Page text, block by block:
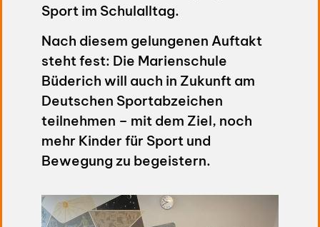
Sport im Schulalltag.
Nach diesem gelungenen Auftakt
steht fest: Die Marienschule
Büderich will auch in Zukunft am
Deutschen Sportabzeichen
teilnehmen – mit dem Ziel, noch
mehr Kinder für Sport und
Bewegung zu begeistern.